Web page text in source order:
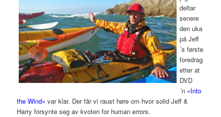
deltar
senere
den uka
på Jeff
´s første
foredrag
etter at
DVD
´n «Into
the Wind» var klar. Der får vi raust høre om hvor solid Jeff &
Harry forsynte seg av kvoten for human errors.